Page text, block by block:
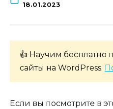
18.01.2023
👍 Научим бесплатно
сайты на WordPress.
Если вы посмотрите в